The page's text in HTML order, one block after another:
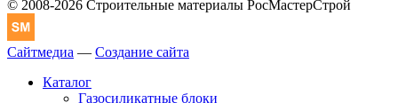
© 2008-2026 Строительные материалы РосМастерСтрой
Сайтмедиа — Создание сайта
Каталог
Газосиликатные блоки